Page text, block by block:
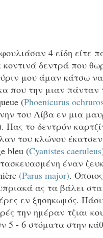
4 είδη είτε
κοντινά δεντρά που
μου άμαν κάτσω
που την μιαν πάνταν
(Phoenicurus
του Λίβα εν μια
Πας το δεντρόν
του κλώνου
bleu (Cyanistes caeruleus
έναν
(Parus major).
ας τα βάλει
εν ξησηκωμός.
την ημέραν τζιαι
5 - 6 στόματα στην